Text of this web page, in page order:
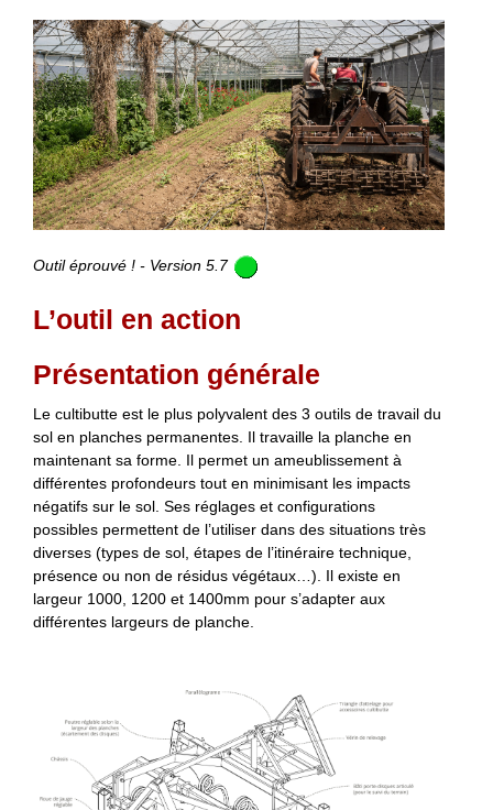
Outil éprouvé ! - Version 5.7
L’outil en action
Présentation générale
Le cultibutte est le plus polyvalent des 3 outils de travail du
sol en planches permanentes. Il travaille la planche en
maintenant sa forme. Il permet un ameublissement à
différentes profondeurs tout en minimisant les impacts
négatifs sur le sol. Ses réglages et configurations
possibles permettent de l’utiliser dans des situations très
diverses (types de sol, étapes de l’itinéraire technique,
présence ou non de résidus végétaux…). Il existe en
largeur 1000, 1200 et 1400mm pour s’adapter aux
différentes largeurs de planche.